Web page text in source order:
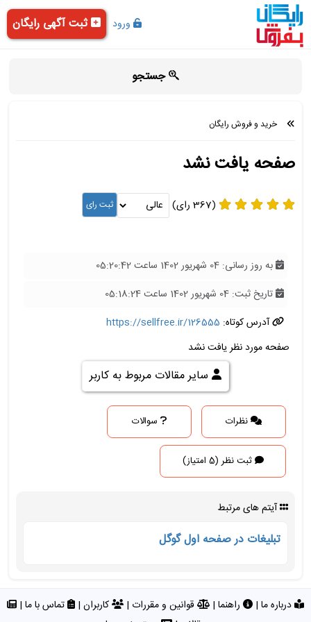
ورود ثبت آگهی رایگان
جستجو
خرید و فروش رایگان
صفحه یافت نشد
(367 رای)
به روز رسانی: 04 شهریور 1402 ساعت 05:20:42
تاریخ ثبت: 04 شهریور 1402 ساعت 05:18:24
آدرس کوتاه: https://sellfree.ir/126555
صفحه مورد نظر یافت نشد
سایر مقالات مربوط به کاربر
نظرات سوالات
ثبت نظر (5 امتیاز)
آیتم های مرتبط
تبلیغات در صفحه اول گوگل
درباره ما | راهنما | قوانین و مقررات | کاربران | تماس با ما|